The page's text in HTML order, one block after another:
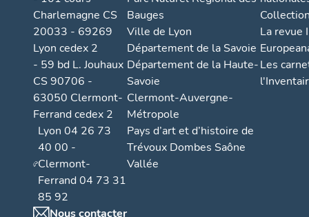
Charlemagne CS
20033 - 69269
Lyon cedex 2
- 59 bd L. Jouhaux
CS 90706 -
63050 Clermont-
Ferrand cedex 2
Lyon 04 26 73
40 00 -
Clermont-
Ferrand 04 73 31
85 92
Nous contacter
Bauges
Ville de Lyon
Département de la Savoie
Département de la Haute-
Savoie
Clermont-Auvergne-
Métropole
Pays d’art et d’histoire de
Trévoux Dombes Saône
Vallée
La revue
Les